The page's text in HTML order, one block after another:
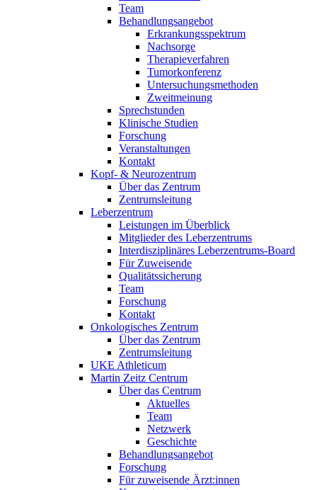
Team
Behandlungsangebot
Erkrankungsspektrum
Nachsorge
Therapieverfahren
Tumorkonferenz
Untersuchungsmethoden
Zweitmeinung
Sprechstunden
Klinische Studien
Forschung
Veranstaltungen
Kontakt
Kopf- & Neurozentrum
Über das Zentrum
Zentrumsleitung
Leberzentrum
Leistungen im Überblick
Mitglieder des Leberzentrums
Interdisziplinäres Leberzentrums-Board
Für Zuweisende
Qualitätssicherung
Team
Forschung
Kontakt
Onkologisches Zentrum
Über das Zentrum
Zentrumsleitung
UKE Athleticum
Martin Zeitz Centrum
Über das Centrum
Aktuelles
Team
Netzwerk
Geschichte
Behandlungsangebot
Forschung
Für zuweisende Ärzt:innen